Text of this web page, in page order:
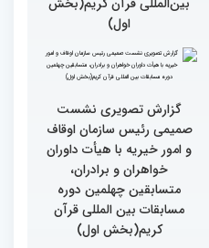
گزارش تصویری سومین روز
رقابت بخش برادران
چهلمین دوره مسابقات
بین‌المللی قرآن کریم(بخش
گزارش تصویری نشست
صمیمی رئیس سازمان اوقاف
و امور خیریه با هیأت داوران
خواهران و برادران،